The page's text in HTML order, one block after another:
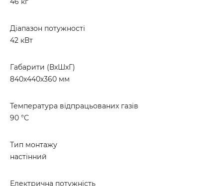
Діапазон потужності
42 кВт
Габарити (ВхШхГ)
840х440х360 мм
Температура відпрацьованих газів
90 °С
Тип монтажу
настінний
Електрична потужність